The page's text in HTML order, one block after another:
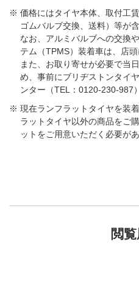
価格にはタイヤ本体、取付工
ゴムバルブ交換、送料）等が含
なお、アルミバルブへの交換
テム（TPMS）装着車は、店
また、お取り寄せが必要で当
め、事前にブリヂストンタイ
ンター（TEL：0120-230-987
現在ランフラットタイヤを装
ラットタイヤ以外の商品をご
ットをご用意いただく必要があ
閲